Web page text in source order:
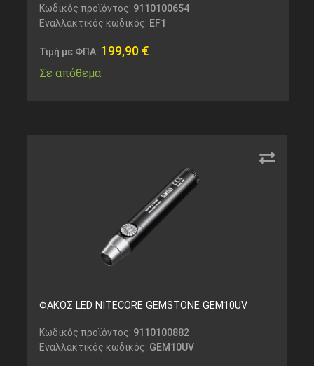
Κωδικός προϊόντος: 9110100654
Εναλλακτικός κωδικός: EF1
Τιμή με ΦΠΑ: 199,90 €
Σε απόθεμα
ΦΑΚΟΣ LED NITECORE GEMSTONE GEM10UV
Κωδικός προϊόντος: 9110100882
Εναλλακτικός κωδικός: GEM10UV